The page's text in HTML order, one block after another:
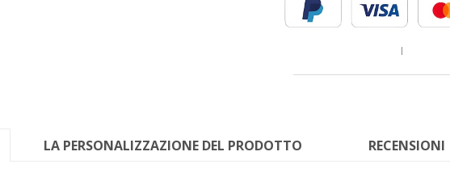
LA PERSONALIZZAZIONE DEL PRODOTTO RECENSIONI